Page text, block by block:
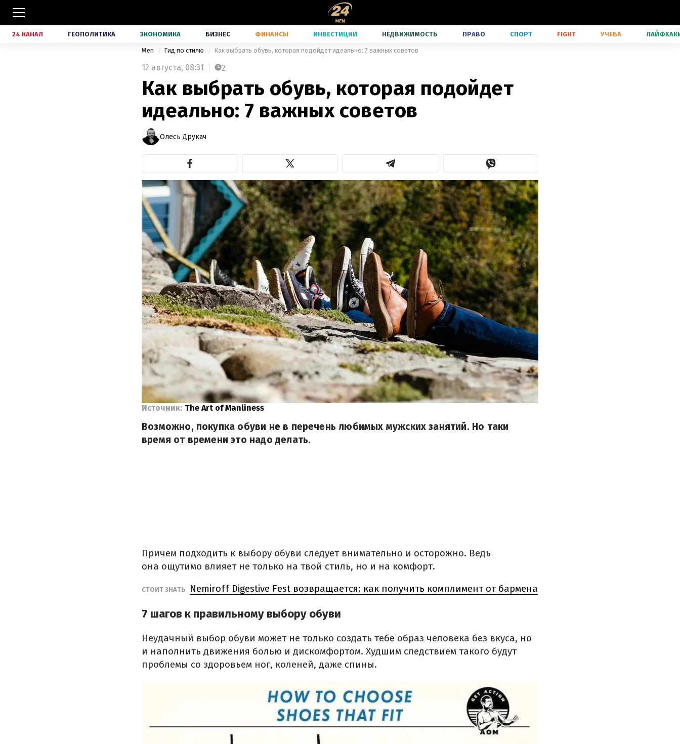
24 КАНАЛ ГЕОПОЛИТИКА ЭКОНОМИКА БИЗНЕС ФИНАНСЫ ИНВЕСТИЦИИ НЕДВИЖИМОСТЬ ПРАВО СПОРТ FIGHT УЧЕБА
Men Гид по стилю Как выбрать обувь, которая подойдет идеально: 7 важных советов
12 августа, 08:31 2
Как выбрать обувь, которая подойдет
идеально: 7 важных советов
Олесь Друкач
Источник: The Art of Manliness
Возможно, покупка обуви не в перечень любимых мужских занятий. Но таки
время от времени это надо делать.
Причем подходить к выбору обуви следует внимательно и осторожно. Ведь
она ощутимо влияет не только на твой стиль, но и на комфорт.
СТОИТ ЗНАТЬ Nemiroff Digestive Fest возвращается: как получить комплимент от бармена
7 шагов к правильному выбору обуви
Неудачный выбор обуви может не только создать тебе образ человека без вкуса, но
и наполнить движения болью и дискомфортом. Худшим следствием такого будут
проблемы со здоровьем ног, коленей, даже спины.